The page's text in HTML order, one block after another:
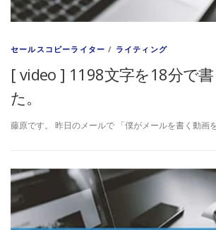
セールスコピーライター / ライティング
[ video ] 1198文字を18分で
た。
藤原です。 昨日のメールで 「僕がメールを書く動画